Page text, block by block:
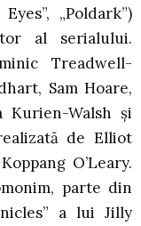
„Poldark”)
al serialului.
Treadwell-
Sam Hoare,
Kurien-Walsh și
de Elliot
O’Leary.
parte din
a lui Jilly